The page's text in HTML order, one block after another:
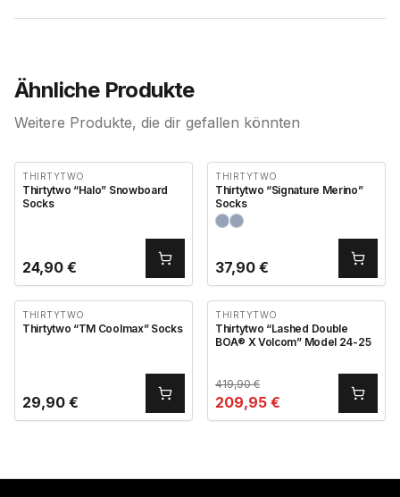
Ähnliche Produkte
Weitere Produkte, die dir gefallen könnten
THIRTYTWO
Thirtytwo “Halo” Snowboard
Socks
24,90 €
THIRTYTWO
Thirtytwo “Signature Merino”
Socks
37,90 €
THIRTYTWO
Thirtytwo “TM Coolmax” Socks
29,90 €
THIRTYTWO
Thirtytwo “Lashed Double
BOA® X Volcom” Model 24-25
419,90€
209,95 €